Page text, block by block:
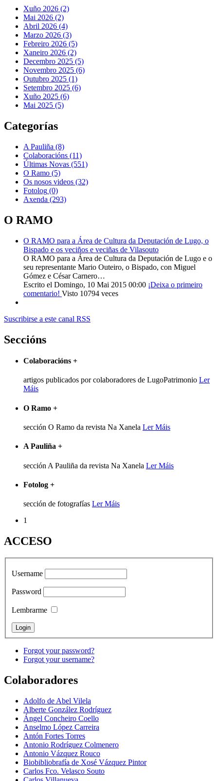
Xuño 2026 (2)
Mai 2026 (2)
Abril 2026 (4)
Marzo 2026 (3)
Febreiro 2026 (5)
Xaneiro 2026 (2)
Decembro 2025 (5)
Novembro 2025 (6)
Outubro 2025 (1)
Setembro 2025 (6)
Xuño 2025 (6)
Mai 2025 (5)
Categorías
A Pauliña (8)
Colaboracións (11)
Últimas Novas (551)
O Ramo (5)
Os nosos videos (32)
Fotolog (0)
Axenda (293)
O RAMO
O RAMO para a Área de Cultura da Deputación de Lugo, o
Bispado e os veciños e veciñas de Vilasouto
O RAMO para a Área de Cultura da Deputación de Lugo e o
seu representante Mario Outeiro, o Bispado, con Miguel
Gómez e César Carnero…
Escrito el Domingo, 10 Mai 2015 00:00 ¡Deixa o primeiro
comentario! Visto 10794 veces
Suscribirse a este canal RSS
Seccións
Colaboracións +
artigos publicados por colaboradores de LugoPatrimonio Ler
Máis
O Ramo +
sección O Ramo da revista Na Xanela Ler Máis
A Pauliña +
sección A Pauliña da revista Na Xanela Ler Máis
Fotolog +
sección de fotografías Ler Máis
1
ACCESO
Username
Password
Lembrarme
Forgot your password?
Forgot your username?
Colaboradores
Adolfo de Abel Vilela
Alberte González Rodríguez
Ángel Concheiro Coello
Anselmo López Carreira
Antón Fortes Torres
Antonio Rodríguez Colmenero
Antonio Vázquez Rouco
Biobibliobrafía de Xosé Vázquez Pintor
Carlos Fco. Velasco Souto